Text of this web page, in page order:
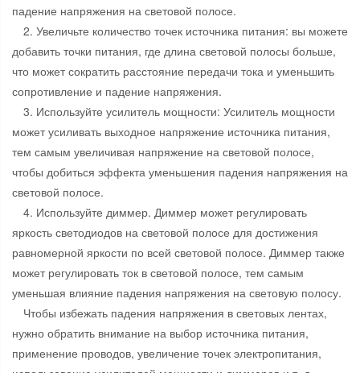
падение напряжения на световой полосе.
2. Увеличьте количество точек источника питания: вы можете
добавить точки питания, где длина световой полосы больше,
что может сократить расстояние передачи тока и уменьшить
сопротивление и падение напряжения.
3. Используйте усилитель мощности: Усилитель мощности
может усиливать выходное напряжение источника питания,
тем самым увеличивая напряжение на световой полосе,
чтобы добиться эффекта уменьшения падения напряжения на
световой полосе.
4. Используйте диммер. Диммер может регулировать
яркость светодиодов на световой полосе для достижения
равномерной яркости по всей световой полосе. Диммер также
может регулировать ток в световой полосе, тем самым
уменьшая влияние падения напряжения на световую полосу.
Чтобы избежать падения напряжения в световых лентах,
нужно обратить внимание на выбор источника питания,
применение проводов, увеличение точек электропитания,